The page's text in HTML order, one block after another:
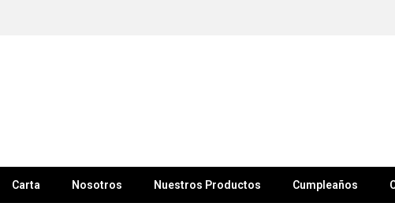
Carta Nosotros Nuestros Productos Cumpleaños